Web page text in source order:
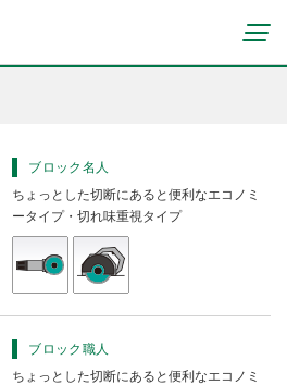
）
）
ブロック名人
ちょっとした切断にあると便利なエコノミ
ータイプ・切れ味重視タイプ
ブロック職人
ちょっとした切断にあると便利なエコノミ